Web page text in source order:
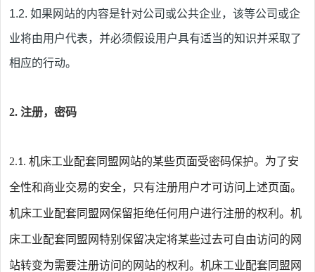
1.2.如果网站的内容是针对公司或公共企业，该等公司或企
业将由用户代表，并必须假设用户具有适当的知识并采取了
相应的行动。
2.注册，密码
2.1.机床工业配套同盟 网站的某些页面受密码保护。为了安
全性和商业交易的安全，只有注册用户才可访问上述页面。
机床工业配套同盟网保留拒绝任何用户进行注册的权利。机
床工业配套同盟网特别保留决定将某些过去可自由访问的网
站转变为需要注册访问的网站的权利。机床工业配套同盟网